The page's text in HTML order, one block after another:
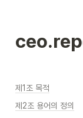
제1조 목적
제2조 용어의 정의